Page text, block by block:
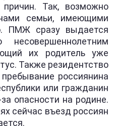
причин. Так, возможно
семьи, имеющими
ПМЖ сразу выдается
их родитель уже
Также резидентство
россиянина
или гражданин
опасности на родине.
сейчас въезд россиян